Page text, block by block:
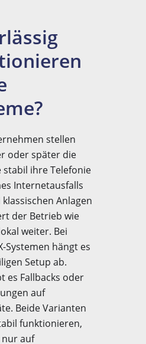
stellen
oder später die
stabil ihre Telefonie
Internetausfalls
Anlagen
der Betrieb wie
weiter. Bei
Systemen hängt es
Setup ab.
es Fallbacks oder
auf
Beide Varianten
funktionieren,
nur auf